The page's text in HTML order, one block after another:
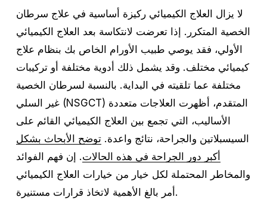
لا يزال العلاج الكيميائي ركيزة أساسية في علاج سرطان
الخصية المتكرر. إذا تعرضت لانتكاسة بعد العلاج الكيميائي
الأولي، فقد يوصي طبيب الأورام الخاص بك بنظام علاج
كيميائي مختلف. وقد يشمل ذلك أدوية مختلفة أو تركيبات
مختلفة عما تلقيته في البداية. بالنسبة لسرطان الخصية
غير السلي (NSGCT) المتقدم، أظهرت العلاجات متعددة
الأساليب، التي تجمع بين العلاج الكيميائي القائم على
السيسبلاتين والجراحة، نتائج واعدة.توضح الأبحاث بشكل
أكبر دور الجراحة في هذه الحالات. إن فهم الفوائد
والمخاطر المحتملة لكل خيار من خيارات العلاج الكيميائي
أمر بالغ الأهمية لاتخاذ قرارات مستنيرة.